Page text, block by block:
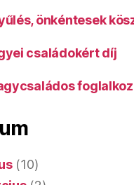
önkéntesek
családokért díj
(10)